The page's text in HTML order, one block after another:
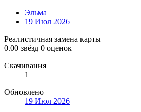
Эльма
19 Июл 2026
Реалистичная замена карты
0.00 звёзд 0 оценок
Скачивания
1
Обновлено
19 Июл 2026